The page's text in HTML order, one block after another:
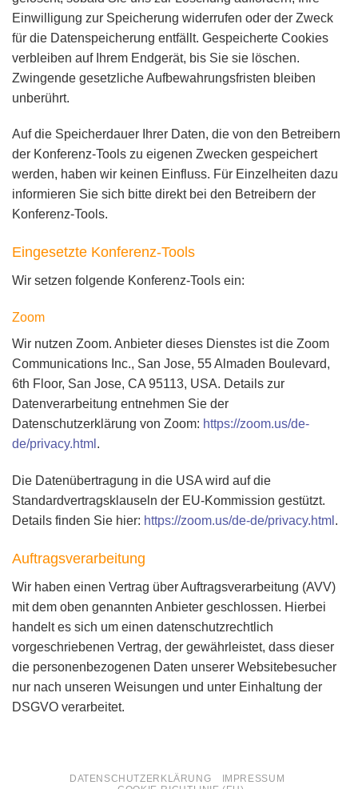
Einwilligung zur Speicherung widerrufen oder der Zweck
für die Datenspeicherung entfällt. Gespeicherte Cookies
verbleiben auf Ihrem Endgerät, bis Sie sie löschen.
Zwingende gesetzliche Aufbewahrungsfristen bleiben
unberührt.
Auf die Speicherdauer Ihrer Daten, die von den Betreibern
der Konferenz-Tools zu eigenen Zwecken gespeichert
werden, haben wir keinen Einfluss. Für Einzelheiten dazu
informieren Sie sich bitte direkt bei den Betreibern der
Konferenz-Tools.
Eingesetzte Konferenz-Tools
Wir setzen folgende Konferenz-Tools ein:
Zoom
Wir nutzen Zoom. Anbieter dieses Dienstes ist die Zoom
Communications Inc., San Jose, 55 Almaden Boulevard,
6th Floor, San Jose, CA 95113, USA. Details zur
Datenverarbeitung entnehmen Sie der
Datenschutzerklärung von Zoom: https://zoom.us/de-
de/privacy.html .
Die Datenübertragung in die USA wird auf die
Standardvertragsklauseln der EU-Kommission gestützt.
Details finden Sie hier: https://zoom.us/de-de/privacy.html .
Auftragsverarbeitung
Wir haben einen Vertrag über Auftragsverarbeitung (AVV)
mit dem oben genannten Anbieter geschlossen. Hierbei
handelt es sich um einen datenschutzrechtlich
vorgeschriebenen Vertrag, der gewährleistet, dass dieser
die personenbezogenen Daten unserer Websitebesucher
nur nach unseren Weisungen und unter Einhaltung der
DSGVO verarbeitet.
DATENSCHUTZERKLÄRUNG
IMPRESSUM